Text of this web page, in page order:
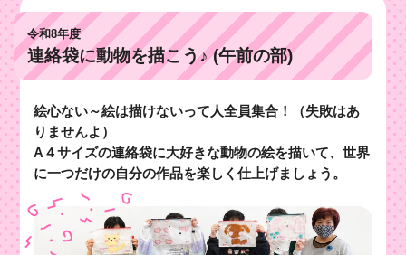
令和8年度
連絡袋に動物を描こう♪ (午前の部)
絵心ない～絵は描けないって人全員集合！（失敗はあ
りませんよ）
A４サイズの連絡袋に大好きな動物の絵を描いて、世界
に一つだけの自分の作品を楽しく仕上げましょう。